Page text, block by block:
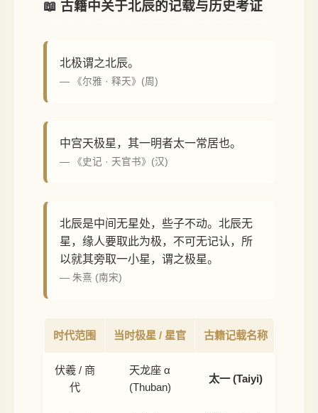
📖 古籍中关于北辰的记载与历史考证
北极谓之北辰。
— 《尔雅 · 释天》(周)
中宫天极星，其一明者太一常居也。
— 《史记 · 天官书》(汉)
北辰是中间无星处，些子不动。北辰无
星，缘人要取此为极，不可无记认，所
以就其旁取一小星，谓之极星。
— 朱熹 (南宋)
时代范围 当时极星 / 星官 古籍记载名称
伏羲 / 商
代
天龙座 α
(Thuban)
太一 (Taiyi)